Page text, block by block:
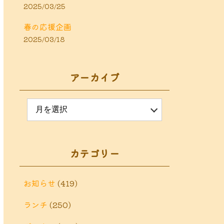
2025/03/25
春の応援企画
2025/03/18
アーカイブ
カテゴリー
お知らせ (419)
ランチ (250)